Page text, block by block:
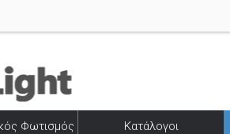
Φωτισμός Κατάλογοι